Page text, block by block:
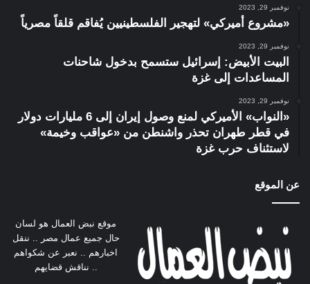
نوفمبر 29, 2023
«مشروع أميركي» لتهجير الفلسطينيين يُفاقم قلقاً مصرياً
نوفمبر 29, 2023
البيت الأبيض: إسرائيل ستسمح بدخول شاحنات
المساعدات إلى غزة
نوفمبر 29, 2023
«النواب» الأميركي لمنع وصول إيران إلى 6 مليارات دولار
في قطر طهران تحذر واشنطن من «عواقب وخيمة»
لاستئناف حرب غزة
عن الموقع
موقع نبض العمال هو لسان
حال جميع عمال مصر .. ننقل
اخبارهم .. نعبر عن شكواهم
.. نناقش قضايهم